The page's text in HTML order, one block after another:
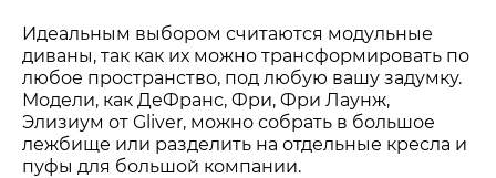
Идеальным выбором считаются модульные
диваны, так как их можно трансформировать по
любое пространство, под любую вашу задумку.
Модели, как ДеФранс, Фри, Фри Лаунж,
Элизиум от Gliver, можно собрать в большое
лежбище или разделить на отдельные кресла и
пуфы для большой компании.